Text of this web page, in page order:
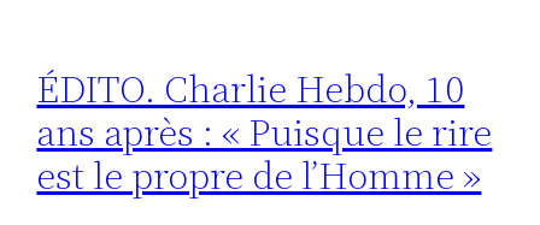
ÉDITO. Charlie Hebdo, 10
ans après : « Puisque le rire
est le propre de l’Homme »